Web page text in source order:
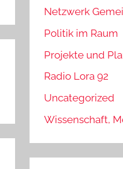
Netzwerk
Politik im Raum
Projekte und
Radio Lora 92
Uncategorized
Wissenschaft,